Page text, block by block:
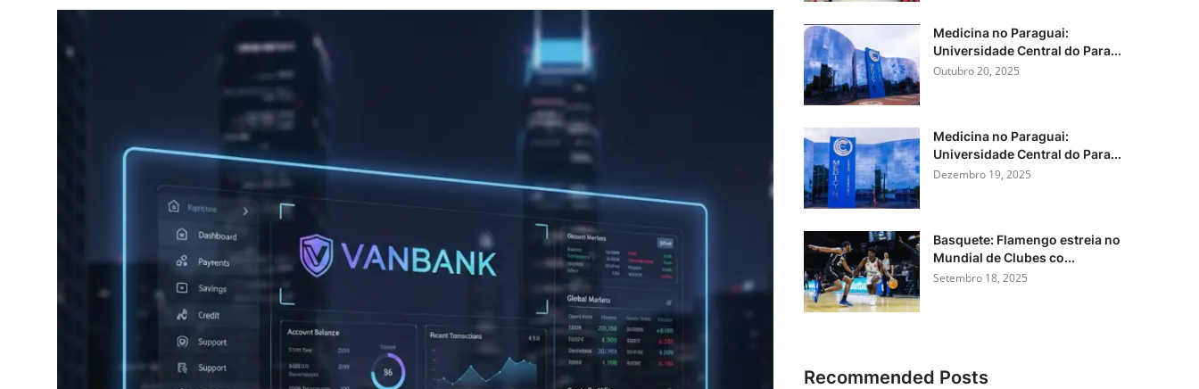
Medicina no Paraguai:
Universidade Central do Para...
Outubro 20, 2025
Medicina no Paraguai:
Universidade Central do Para...
Dezembro 19, 2025
Basquete: Flamengo estreia no
Mundial de Clubes co...
Setembro 18, 2025
Recommended Posts